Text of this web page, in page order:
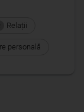
Relații
personală